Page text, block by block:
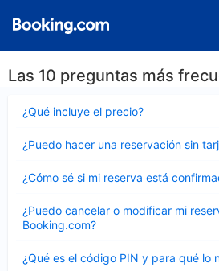
Las 10 preguntas más
¿Qué incluye el precio?
cerrado
¿Puedo hacer una reservación sin
cerrado
¿Cómo sé si mi reserva está
cerrado
¿Puedo cancelar o modificar mi
Booking.com?
cerrado
¿Qué es el código PIN y para qué lo
cerrado